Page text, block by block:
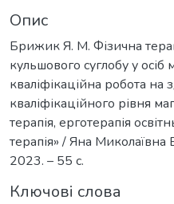
Опис
Брижик Я. М. Фізична
кульшового суглобу у осіб
кваліфікаційна робота на
кваліфікаційного рівня
терапія, ерготерапія
терапія» / Яна
2023. – 55 с.
Ключові слова